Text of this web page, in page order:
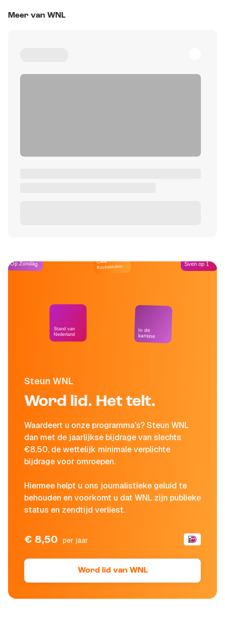
Meer van WNL
Steun WNL
Word lid. Het telt.
Waardeert u onze programma's? Steun WNL
dan met de jaarlijkse bijdrage van slechts
€8,50, de wettelijk minimale verplichte
bijdrage voor omroepen.
Hiermee helpt u ons journalistieke geluid te
behouden en voorkomt u dat WNL zijn publieke
status en zendtijd verliest.
€ 8,50 per jaar
Word lid van WNL
Op Zondag
Stand van
Nederland
Café
Kockelmann
In de
kantine
Sven op 1